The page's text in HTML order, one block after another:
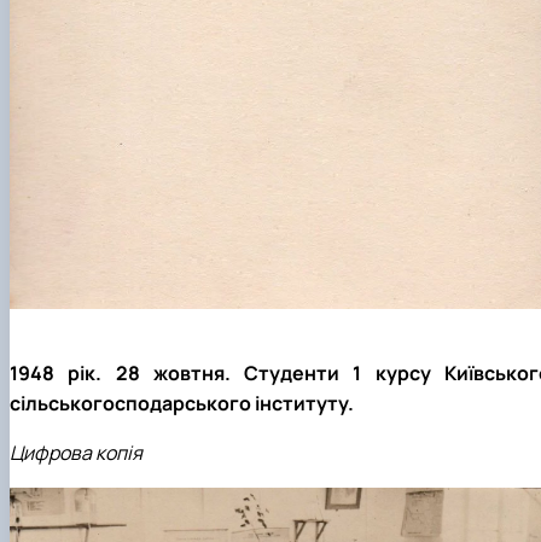
1948 рік. 28 жовтня. Студенти 1 курсу
сільськогосподарського інституту.
Цифрова копія